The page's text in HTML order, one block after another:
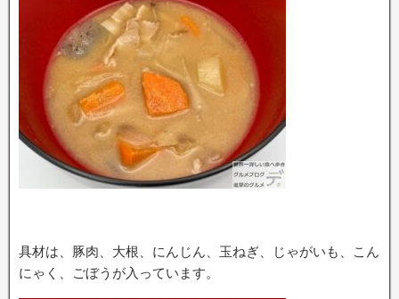
具材は、豚肉、大根、にんじん、玉ねぎ、じゃがいも、こん
にゃく、ごぼうが入っています。